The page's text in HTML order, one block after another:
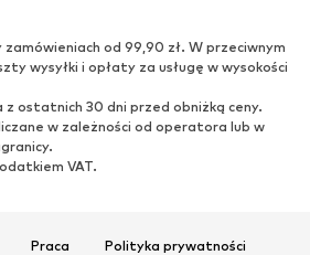
Na czasie
Kozaki
od 99,90 zł. W przeciwnym
wysyłki i opłaty za usługę w wysokości
z ostatnich 30 dni przed obniżką ceny.
w zależności od operatora lub w
VAT.
Praca Polityka prywatności